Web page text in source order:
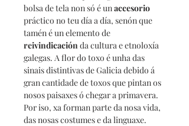
bolsa de tela non só é unaccesorio
práctico no teu día a día, senón que
tamén é un elemento de
reivindicaciónda cultura e etnoloxía
galegas. A flor do toxo é unha das
sinais distintivas de Galicia debido á
gran cantidade de toxos que pintan os
nosos paisaxes ó chegar a primavera.
Por iso, xa forman parte da nosa vida,
das nosas costumes e da linguaxe.